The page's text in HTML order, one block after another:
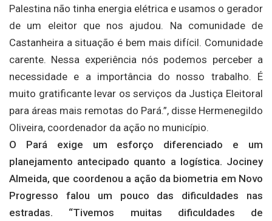
Palestina não tinha energia elétrica e usamos o gerador
de um eleitor que nos ajudou. Na comunidade de
Castanheira a situação é bem mais difícil. Comunidade
carente. Nessa experiência nós podemos perceber a
necessidade e a importância do nosso trabalho. É
muito gratificante levar os serviços da Justiça Eleitoral
para áreas mais remotas do Pará.”, disse Hermenegildo
Oliveira, coordenador da ação no município.
O Pará exige um esforço diferenciado e um
planejamento antecipado quanto a logística. Jociney
Almeida, que coordenou a ação da biometria em Novo
Progresso falou um pouco das dificuldades nas
estradas. “Tivemos muitas dificuldades de